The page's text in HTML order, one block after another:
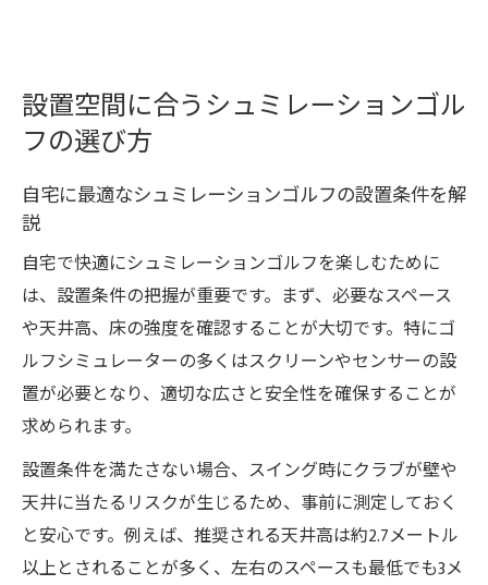
設置空間に合うシュミレーションゴル
フの選び方
自宅に最適なシュミレーションゴルフの設置条件を解
説
自宅で快適にシュミレーションゴルフを楽しむために
は、設置条件の把握が重要です。まず、必要なスペース
や天井高、床の強度を確認することが大切です。特にゴ
ルフシミュレーターの多くはスクリーンやセンサーの設
置が必要となり、適切な広さと安全性を確保することが
求められます。
設置条件を満たさない場合、スイング時にクラブが壁や
天井に当たるリスクが生じるため、事前に測定しておく
と安心です。例えば、推奨される天井高は約2.7メートル
以上とされることが多く、左右のスペースも最低でも3メ